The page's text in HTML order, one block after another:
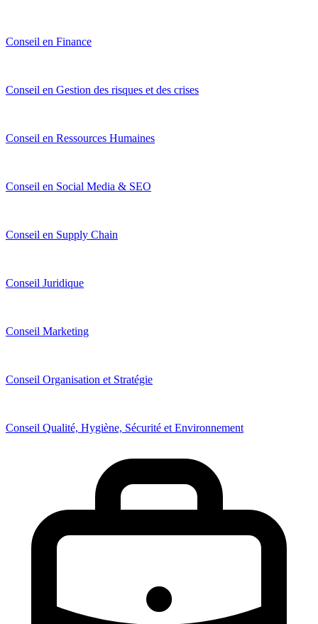
Conseil en Finance
Conseil en Gestion des risques et des crises
Conseil en Ressources Humaines
Conseil en Social Media & SEO
Conseil en Supply Chain
Conseil Juridique
Conseil Marketing
Conseil Organisation et Stratégie
Conseil Qualité, Hygiène, Sécurité et Environnement